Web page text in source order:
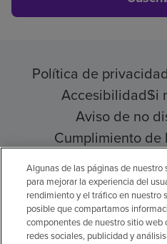
Política de privacidad
AccesibilidadSi
Aviso de no
Cumplimiento
© 2026 Encompass
Algunas de las páginas de
para mejorar la experiencia del
rendimiento y el tráfico en nuestro
posible que compartamos
componentes de nuestro sitio web
redes sociales, publicidad y